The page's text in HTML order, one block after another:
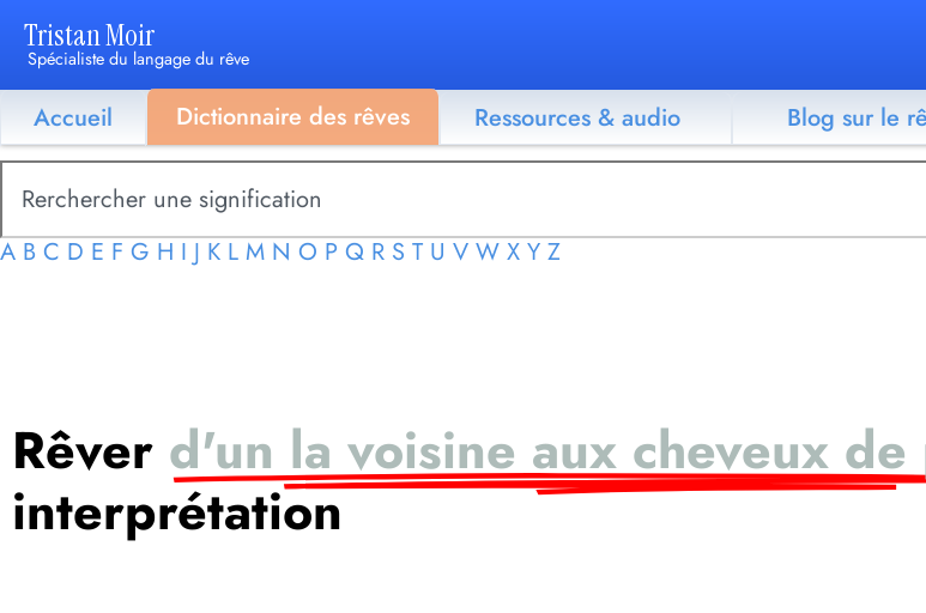
Tristan Moir
Spécialiste du langage du rêve
Accueil Dictionnaire des rêves Ressources & audio Blog sur le
A B C D E F G H I J K L M N O P Q R S T U V W X Y Z
Rêver d'un la voisine aux cheveux
interprétation